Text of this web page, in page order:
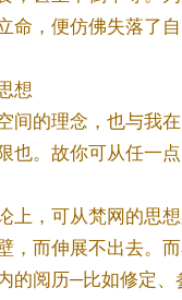
命，便仿佛失落了
想
间的理念，也与我
也。故你可从任一
上，可从梵网的思
，而伸展不出去。
的阅历─比如修定